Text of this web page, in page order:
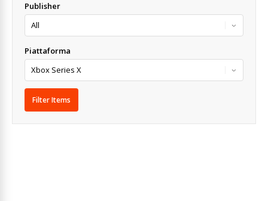
Publisher
Piattaforma